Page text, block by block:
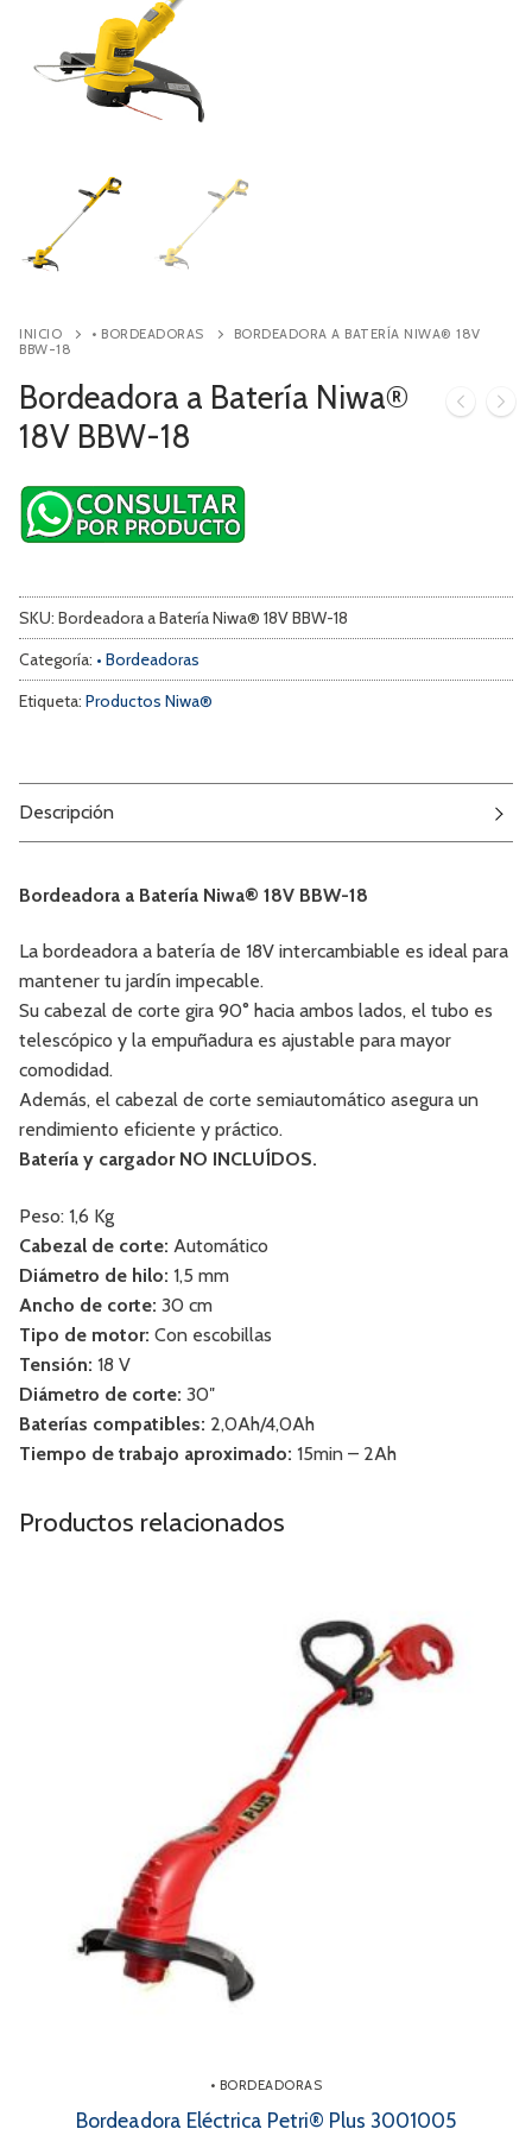
Búsqueda
INICIO • BORDEADORAS
BORDEADORA A BATERÍA NIWA® 18V
BBW-18
Bordeadora a Batería Niwa®
18V BBW-18
SKU: Bordeadora a Batería Niwa® 18V BBW-18
Categoría: • Bordeadoras
Etiqueta: Productos Niwa®
Descripción
Bordeadora a Batería Niwa® 18V BBW-18
La bordeadora a batería de 18V intercambiable es ideal para
mantener tu jardín impecable.
Su cabezal de corte gira 90° hacia ambos lados, el tubo es
telescópico y la empuñadura es ajustable para mayor
comodidad.
Además, el cabezal de corte semiautomático asegura un
rendimiento eficiente y práctico.
Batería y cargador NO INCLUÍDOS.
Peso: 1,6 Kg
Cabezal de corte: Automático
Diámetro de hilo: 1,5 mm
Ancho de corte: 30 cm
Tipo de motor: Con escobillas
Tensión: 18 V
Diámetro de corte: 30″
Baterías compatibles: 2,0Ah/4,0Ah
Tiempo de trabajo aproximado: 15min – 2Ah
Productos relacionados
• BORDEADORAS
Bordeadora Eléctrica Petri® Plus 3001005